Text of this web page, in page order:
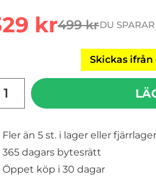
pris
krtidigare pris
499 krDU
Skickas ifrån
Fler än 5 st. i lager eller fjärrlager
365 dagars bytesrätt
Öppet köp i 30 dagar